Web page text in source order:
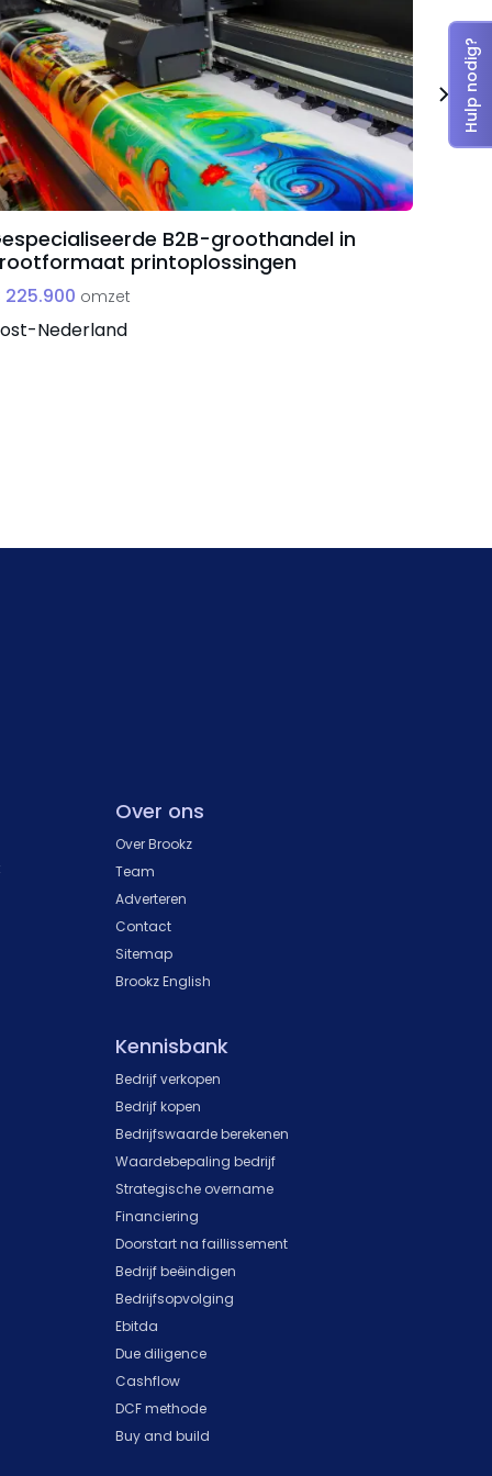
B2B-groothandel in
printoplossingen
omzet
Nederland
Over ons
Over Brookz
Team
Adverteren
Contact
Sitemap
Brookz English
Kennisbank
Bedrijf verkopen
Bedrijf kopen
Bedrijfswaarde berekenen
Waardebepaling bedrijf
Strategische overname
Financiering
Doorstart na faillissement
Bedrijf beëindigen
Bedrijfsopvolging
Ebitda
Due diligence
Cashflow
DCF methode
Buy and build
Hulp nodig?